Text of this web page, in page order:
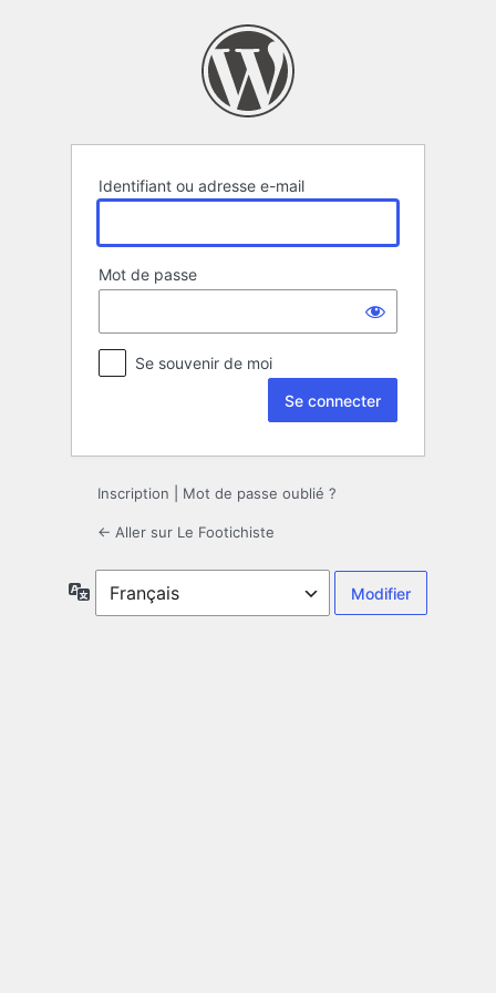
Identifiant ou adresse e-mail
Mot de passe
Se souvenir de moi
Inscription Mot de passe oublié ?
← Aller sur Le Footichiste
Langue